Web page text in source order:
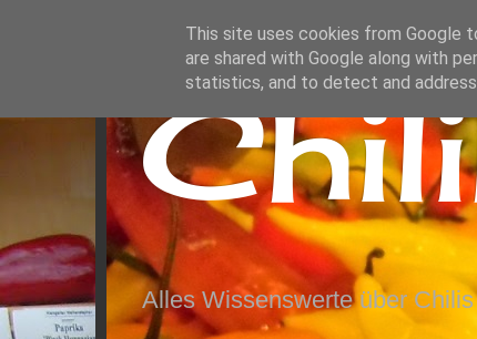
Alles Wissenswerte über
This site uses cookies from Google
are shared with Google along with
statistics, and to detect and address